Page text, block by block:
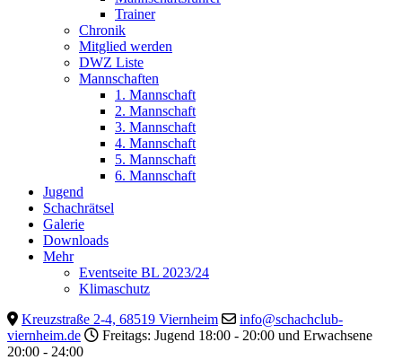
Trainer
Chronik
Mitglied werden
DWZ Liste
Mannschaften
1. Mannschaft
2. Mannschaft
3. Mannschaft
4. Mannschaft
5. Mannschaft
6. Mannschaft
Jugend
Schachrätsel
Galerie
Downloads
Mehr
Eventseite BL 2023/24
Klimaschutz
Kreuzstraße 2-4, 68519 Viernheim
info@schachclub-
viernheim.de
Freitags: Jugend 18:00 - 20:00 und Erwachsene
20:00 - 24:00